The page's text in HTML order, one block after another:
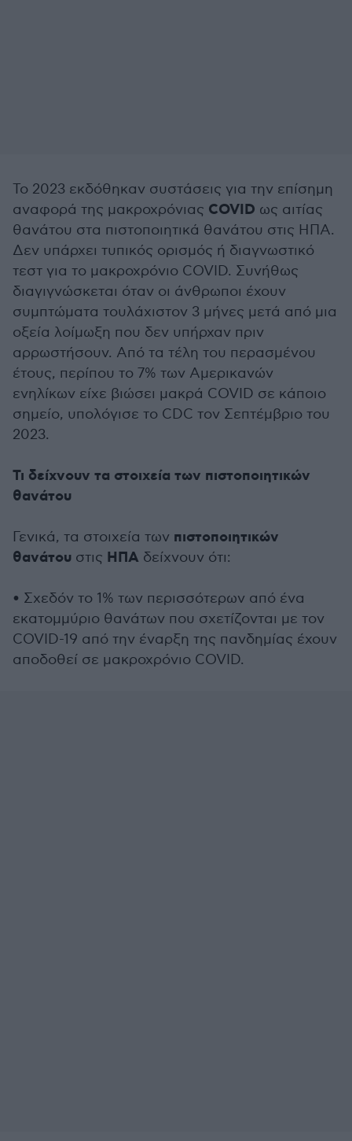
Το 2023 εκδόθηκαν συστάσεις για την επίσημη
αναφορά της μακροχρόνιας COVID ως αιτίας
θανάτου στα πιστοποιητικά θανάτου στις ΗΠΑ.
Δεν υπάρχει τυπικός ορισμός ή διαγνωστικό
τεστ για το μακροχρόνιο COVID. Συνήθως
διαγιγνώσκεται όταν οι άνθρωποι έχουν
συμπτώματα τουλάχιστον 3 μήνες μετά από μια
οξεία λοίμωξη που δεν υπήρχαν πριν
αρρωστήσουν. Από τα τέλη του περασμένου
έτους, περίπου το 7% των Αμερικανών
ενηλίκων είχε βιώσει μακρά COVID σε κάποιο
σημείο, υπολόγισε το CDC τον Σεπτέμβριο του
2023.
Τι δείχνουν τα στοιχεία των πιστοποιητικών
θανάτου
Γενικά, τα στοιχεία των πιστοποιητικών
θανάτου στις ΗΠΑ δείχνουν ότι:
• Σχεδόν το 1% των περισσότερων από ένα
εκατομμύριο θανάτων που σχετίζονται με τον
COVID-19 από την έναρξη της πανδημίας έχουν
αποδοθεί σε μακροχρόνιο COVID.